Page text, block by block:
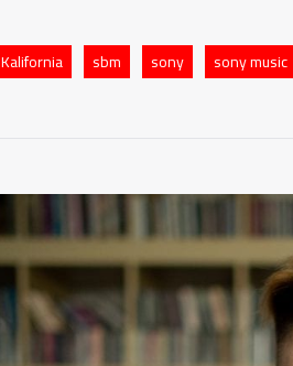
Kalifornia sbm sony sony music